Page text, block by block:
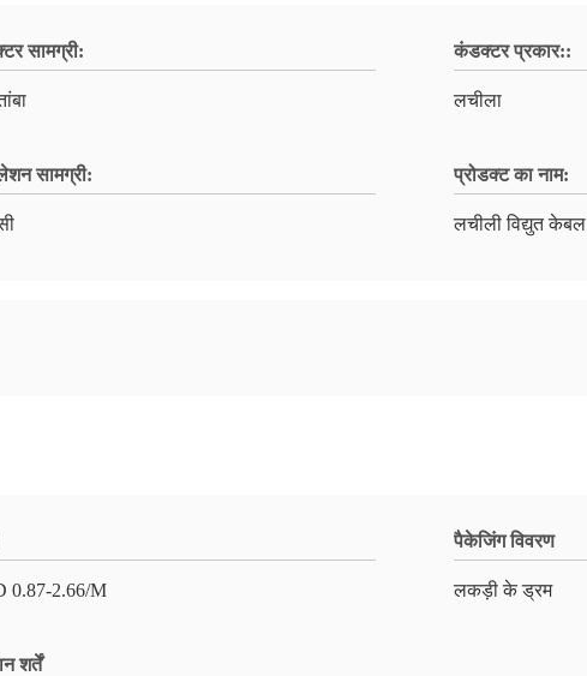
सामग्री: कंडक्टर प्रकार::
लचीला
सामग्री: प्रोडक्ट का नाम:
लचीली विद्युत केबल
0.87-2.66/M
पैकेजिंग विवरण
लकड़ी के ड्रम
शर्तें